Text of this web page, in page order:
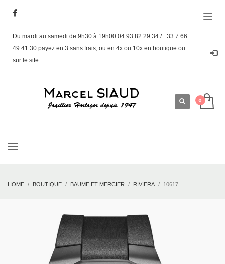
Du mardi au samedi de 9h30 à 19h00 04 93 82 29 34 / +33 7 66
49 41 30 payez en 3 sans frais, ou en 4x ou 10x en boutique ou
sur le site
HOME BOUTIQUE BAUME ET MERCIER RIVIERA 10617